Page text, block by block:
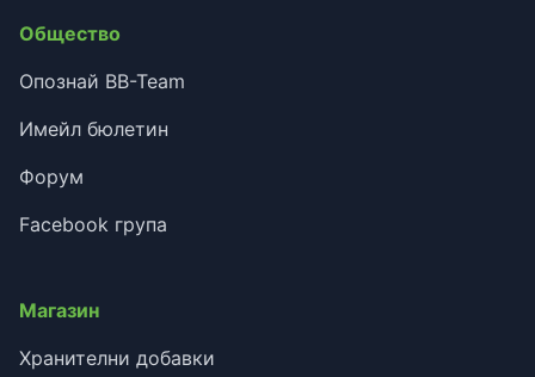
Общество
Опознай BB-Team
Имейл бюлетин
Форум
Facebook група
Магазин
Хранителни добавки